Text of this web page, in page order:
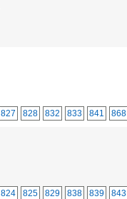
827 828 832 833 841 868
824 825 829 838 839 843